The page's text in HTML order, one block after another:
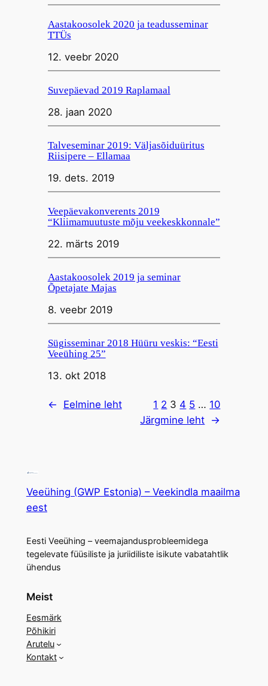
Aastakoosolek 2020 ja teadusseminar
TTÜs
12. veebr 2020
Suvepäevad 2019 Raplamaal
28. jaan 2020
Talveseminar 2019: Väljasõiduüritus
Riisipere – Ellamaa
19. dets. 2019
Veepäevakonverents 2019
“Kliimamuutuste mõju veekeskkonnale”
22. märts 2019
Aastakoosolek 2019 ja seminar
Õpetajate Majas
8. veebr 2019
Sügisseminar 2018 Hüüru veskis: “Eesti
Veeühing 25”
13. okt 2018
← Eelmine leht 1 2 3 4 5 … 10
Järgmine leht →
Veeühing (GWP Estonia) – Veekindla maailma
eest
Eesti Veeühing – veemajandusprobleemidega
tegelevate füüsiliste ja juriidiliste isikute vabatahtlik
ühendus
Meist
Eesmärk
Põhikiri
Arutelu
Kontakt